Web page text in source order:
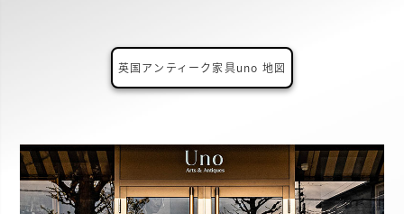
英国アンティーク家具uno 地図